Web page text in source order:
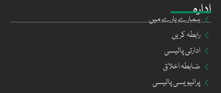
ادارہ
ہمارے بارے میں
رابطہ کریں
ادارتی پالیسی
ضابطہ اخلاق
پرائیویسی پالیسی